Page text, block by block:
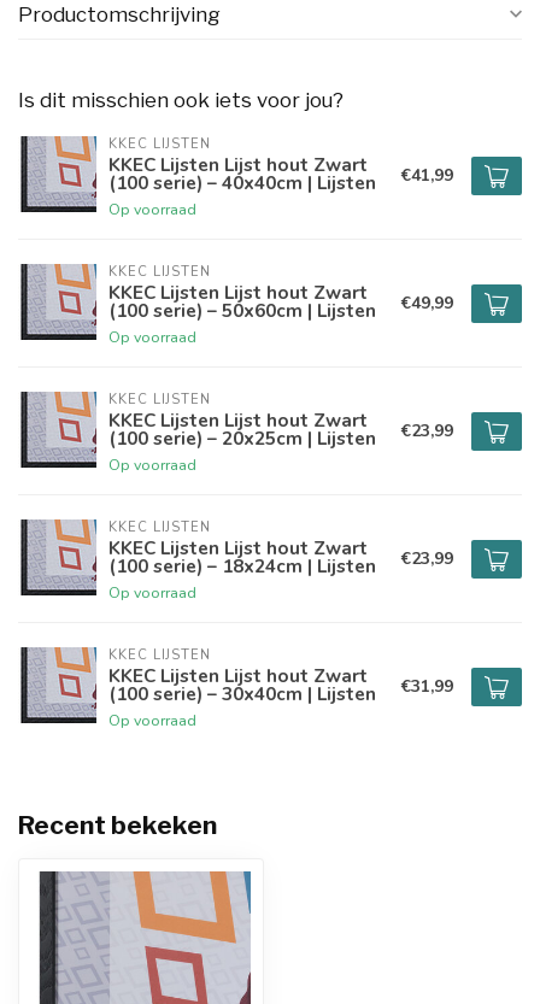
Productomschrijving
Is dit misschien ook iets voor jou?
KKEC LIJSTEN
KKEC Lijsten Lijst hout Zwart
(100 serie) – 40x40cm | Lijsten
Op voorraad
€41,99
KKEC LIJSTEN
KKEC Lijsten Lijst hout Zwart
(100 serie) – 50x60cm | Lijsten
Op voorraad
€49,99
KKEC LIJSTEN
KKEC Lijsten Lijst hout Zwart
(100 serie) – 20x25cm | Lijsten
Op voorraad
€23,99
KKEC LIJSTEN
KKEC Lijsten Lijst hout Zwart
(100 serie) – 18x24cm | Lijsten
Op voorraad
€23,99
KKEC LIJSTEN
KKEC Lijsten Lijst hout Zwart
(100 serie) – 30x40cm | Lijsten
Op voorraad
€31,99
Recent bekeken